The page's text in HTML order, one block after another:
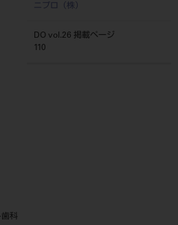
ニプロ（株）
DO vol.26 掲載ページ
110
科